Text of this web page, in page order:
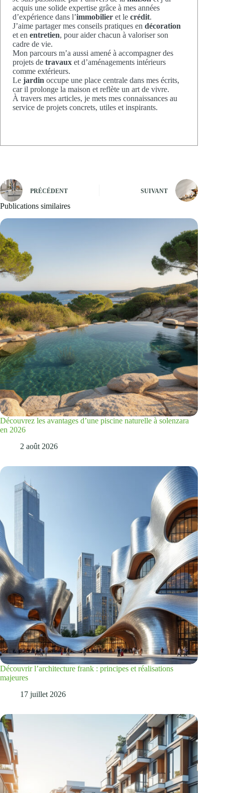
acquis une solide expertise grâce à mes années
d’expérience dans l’immobilier et le crédit.
J’aime partager mes conseils pratiques en décoration
et en entretien, pour aider chacun à valoriser son
cadre de vie.
Mon parcours m’a aussi amené à accompagner des
projets de travaux et d’aménagements intérieurs
comme extérieurs.
Le jardin occupe une place centrale dans mes écrits,
car il prolonge la maison et reflète un art de vivre.
À travers mes articles, je mets mes connaissances au
service de projets concrets, utiles et inspirants.
PRÉCÉDENT SUIVANT
Publications similaires
Découvrez les avantages d’une piscine naturelle à solenzara
en 2026
2 août 2026
Découvrir l’architecture frank : principes et réalisations
majeures
17 juillet 2026